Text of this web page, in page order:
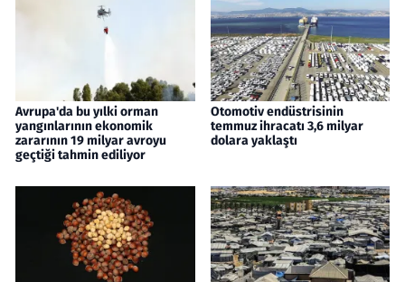
Avrupa'da bu yılki orman
yangınlarının ekonomik
zararının 19 milyar avroyu
geçtiği tahmin ediliyor
Otomotiv endüstrisinin
temmuz ihracatı 3,6 milyar
dolara yaklaştı